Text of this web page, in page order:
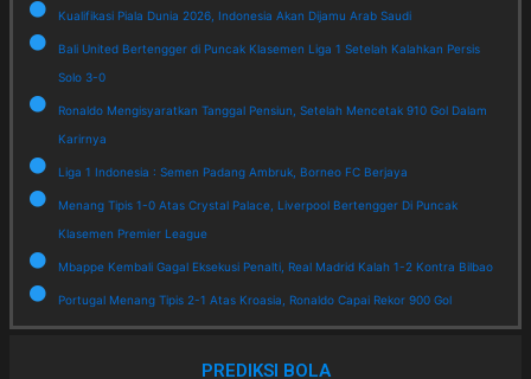
Kualifikasi Piala Dunia 2026, Indonesia Akan Dijamu Arab Saudi
Bali United Bertengger di Puncak Klasemen Liga 1 Setelah Kalahkan Persis
Solo 3-0
Ronaldo Mengisyaratkan Tanggal Pensiun, Setelah Mencetak 910 Gol Dalam
Karirnya
Liga 1 Indonesia : Semen Padang Ambruk, Borneo FC Berjaya
Menang Tipis 1-0 Atas Crystal Palace, Liverpool Bertengger Di Puncak
Klasemen Premier League
Mbappe Kembali Gagal Eksekusi Penalti, Real Madrid Kalah 1-2 Kontra Bilbao
Portugal Menang Tipis 2-1 Atas Kroasia, Ronaldo Capai Rekor 900 Gol
PREDIKSI BOLA